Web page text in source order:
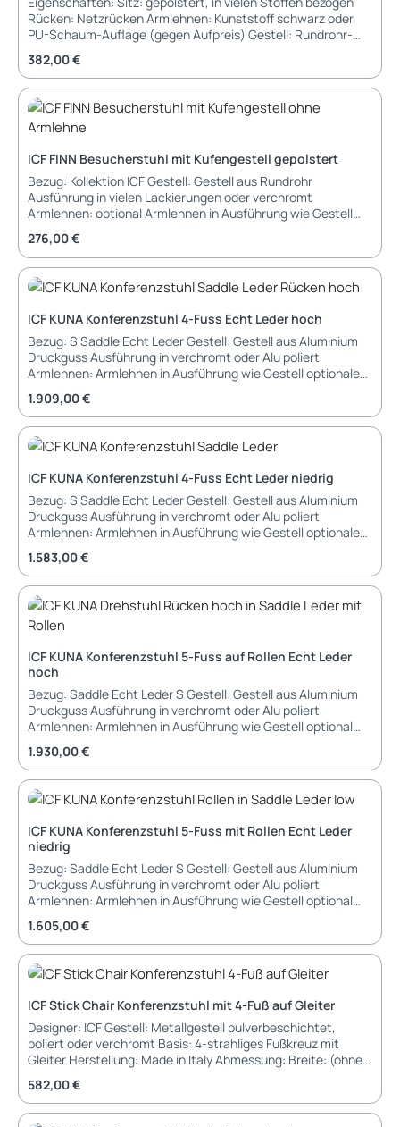
Rücken: Netzrücken Armlehnen: Kunststoff schwarz oder
PU-Schaum-Auflage (gegen Aufpreis) Gestell: Rundrohr-
Stahlgestell pulverbeschichtet oder verchromt (gegen
Aufpreis) Gas-Lift inkl. Höhenverstellung 12 cm Hub
Füßkreuz: 5-strahliges Fußkreuz aus Kunststoff, Aluminium
pulverbschichtet oder poliert (gegen Aufpreis) Füße: 5 x
Rolle für Hart- oder Weichboden Abmessungen: Breite: 68
cm Tiefe: 68 cm Höhe: 83 bis 95 cm Sitzhöhe: 45 bis 57 cm
Regulärer Preis:
382,00 €
ICF FINN Besucherstuhl mit Kufengestell gepolstert
Bezug: Kollektion ICF Gestell: Gestell aus Rundrohr
Ausführung in vielen Lackierungen oder verchromt
Armlehnen: optional Armlehnen in Ausführung wie Gestell
Füß/Gleiter: Gleiter aus Kunstoff schwarz Lieferung und
Montage: montiert im Karton Garantie 36 Monate Garantie
Abmessungen: Breite: Tiefe: Höhe: Sitzbreite: Sitztiefe:
Sitzhöhe:
Regulärer Preis:
276,00 €
ICF KUNA Konferenzstuhl 4-Fuss Echt Leder hoch
Bezug: S Saddle Echt Leder Gestell: Gestell aus Aluminium
Druckguss Ausführung in verchromt oder Alu poliert
Armlehnen: Armlehnen in Ausführung wie Gestell optionale
Kunstoff schwarz Funktionen: 360 Grad drehbar Rückstell-
Automatik in Ausgangsposition (gegen Aufpreis) Lieferung
und Montage: montiert im Karton Garantie 36 Monate
Garantie Abmessungen: Breite: Tiefe: Höhe: Sitzbreite:
Sitztiefe: Sitzhöhe:
Regulärer Preis:
1.909,00 €
ICF KUNA Konferenzstuhl 4-Fuss Echt Leder niedrig
Bezug: S Saddle Echt Leder Gestell: Gestell aus Aluminium
Druckguss Ausführung in verchromt oder Alu poliert
Armlehnen: Armlehnen in Ausführung wie Gestell optionale
Kunstoff schwarz Funktionen: 360 Grad drehbar Rückstell-
Automatik in Ausgangsposition (gegen Aufpreis) Lieferung
und Montage: montiert im Karton Garantie 36 Monate
Garantie Abmessungen: Breite: Tiefe: Höhe: Sitzbreite:
Sitztiefe: Sitzhöhe:
Regulärer Preis:
1.583,00 €
ICF KUNA Konferenzstuhl 5-Fuss auf Rollen Echt Leder
hoch
Bezug: Saddle Echt Leder S Gestell: Gestell aus Aluminium
Druckguss Ausführung in verchromt oder Alu poliert
Armlehnen: Armlehnen in Ausführung wie Gestell optional
Weich- und Hartboden Funktionen: 360 Grad drehbar
Lieferung und Montage: montiert im Karton Garantie 36
Monate Garantie Abmessungen: Breite: Tiefe: Höhe:
Sitzbreite: Sitztiefe: Sitzhöhe:
Regulärer Preis:
1.930,00 €
ICF KUNA Konferenzstuhl 5-Fuss mit Rollen Echt Leder
niedrig
Bezug: Saddle Echt Leder S Gestell: Gestell aus Aluminium
Druckguss Ausführung in verchromt oder Alu poliert
Armlehnen: Armlehnen in Ausführung wie Gestell optional
Weich- und Hartboden Funktionen: 360 Grad drehbar
Lieferung und Montage: montiert im Karton Garantie 36
Monate Garantie Abmessungen: Breite: Tiefe: Höhe:
Sitzbreite: Sitztiefe: Sitzhöhe:
Regulärer Preis:
1.605,00 €
ICF Stick Chair Konferenzstuhl mit 4-Fuß auf Gleiter
Designer: ICF Gestell: Metallgestell pulverbeschichtet,
poliert oder verchromt Basis: 4-strahliges Fußkreuz mit
Gleiter Herstellung: Made in Italy Abmessung: Breite: (ohne
Sitzhöhe: 50 cm Lieferung und Montage: montiert, in
Kartonage verpackt
Regulärer Preis:
582,00 €